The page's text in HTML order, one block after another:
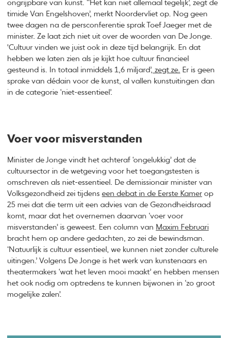
ongrijpbare van kunst. ‘‘Het kan niet allemaal tegelijk’, zegt de
timide Van Engelshoven’, merkt Noordervliet op. Nog geen
twee dagen na de persconferentie sprak Toef Jaeger met de
minister. Ze laat zich niet uit over de woorden van De Jonge.
'Cultuur vinden we juist ook in deze tijd belangrijk. En dat
hebben we laten zien als je kijkt hoe cultuur financieel
gesteund is. In totaal inmiddels 1,6 miljard’, zegt ze. Er is geen
sprake van dédain voor de kunst, al vallen kunstuitingen dan
in de categorie ‘niet-essentieel’.
Voer voor misverstanden
Minister de Jonge vindt het achteraf ‘ongelukkig’ dat de
cultuursector in de wetgeving voor het toegangstesten is
omschreven als niet-essentieel. De demissionair minister van
Volksgezondheid zei tijdenseen debat in de Eerste Kamer op
25 mei dat die term uit een advies van de Gezondheidsraad
komt, maar dat het overnemen daarvan ‘voer voor
misverstanden’ is geweest. Een column van Maxim Februari
bracht hem op andere gedachten, zo zei de bewindsman.
‘Natuurlijk is cultuur essentieel, we kunnen niet zonder culturele
uitingen.’ Volgens De Jonge is het werk van kunstenaars en
theatermakers ‘wat het leven mooi maakt’ en hebben mensen
het ook nodig om optredens te kunnen bijwonen in ‘zo groot
mogelijke zalen’.